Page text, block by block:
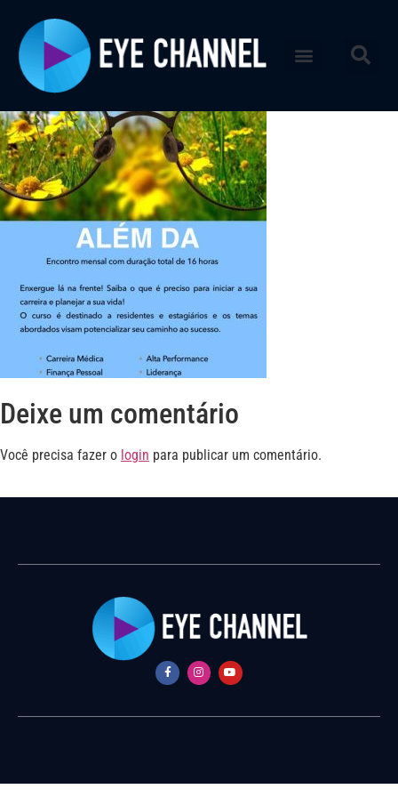
Deixe um comentário
Você precisa fazer o login para publicar um comentário.